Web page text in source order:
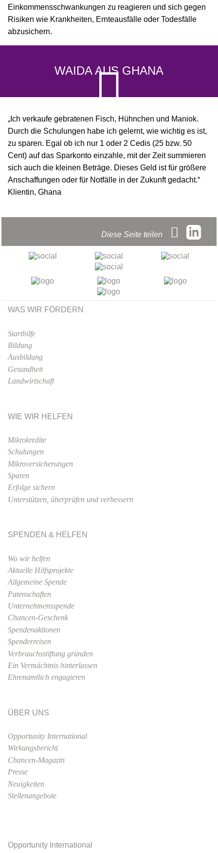
Einkommensschwankungen zu reagieren und sich gegen
Risiken wie Krankheiten, Ernteausfälle oder Todesfälle
abzusichern.
WAIDA AUS GHANA
„Ich verkaufe gebratenen Fisch, Hühnchen und Maniok.
Durch die Schulungen habe ich gelernt, wie wichtig es ist,
zu sparen. Egal ob ich nur 1 oder 2 Cedis (25 bzw. 50
Cent) auf das Sparkonto einzahle, mit der Zeit summieren
sich auch die kleinen Beträge. Dieses Geld ist für größere
Anschaffungen oder für Notfälle in der Zukunft gedacht.“
Klientin, Ghana
Diese Seite teilen
WAS WIR FÖRDERN
Starthilfe
Bildung
Ausbildung
Gesundheit
Landwirtschaft
WIE WIR HELFEN
Mikrokredite
Schulungen
Mikroversicherungen
Sparen
Erfolge sichern
Unterstützen, überprüfen und verbessern
SPENDEN & HELFEN
Wo wir helfen
Aktuelle Hilfsprojekte
Allgemeine Spende
Patenschaften
Unternehmensspende
Chancen-Geschenk
Spendenaktionen
Spenderreisen
Verbrauchsstiftung gründen
Ein Vermächtnis hinterlassen
Ehrenamtlich engagieren
ÜBER UNS
Opportunity International
Wirkungsbericht
Chancen-Magazin
Presse
Neuigkeiten
Stellenangebote
Opportunity International